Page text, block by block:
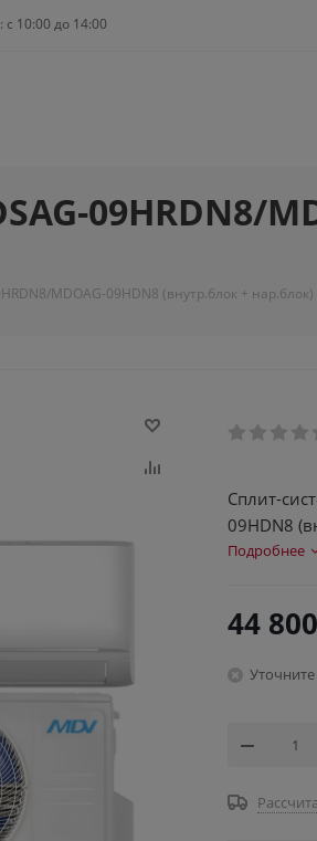
с 10:00 до 14:00
09HRDN8/
MDOAG-09HDN8 (внутр.блок + нар.блок)
Сплит-
09HDN8
Подробнее
44